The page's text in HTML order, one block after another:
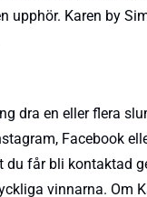
Karen by
dra en eller flera
Facebook
får bli kontaktad
vinnarna.